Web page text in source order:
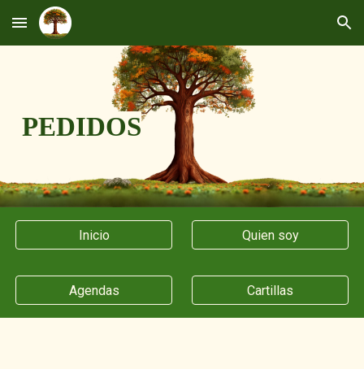
Skip to main content Skip to navigation
PEDIDOS
Inicio Quien soy
Agendas Cartillas